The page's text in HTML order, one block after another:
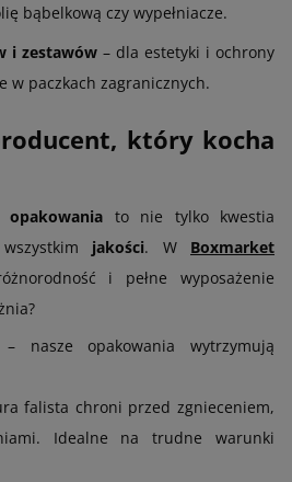
bąbelkową czy wypełniacze.
i zestawów – dla estetyki i ochrony
w paczkach zagranicznych.
który kocha
to nie tylko kwestia
jakości. W Boxmarket
i pełne wyposażenie
nasze opakowania wytrzymują
falista chroni przed zgnieceniem,
Idealne na trudne warunki